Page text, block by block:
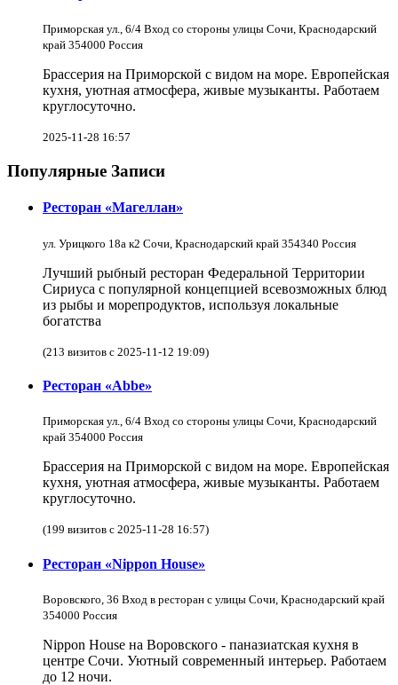
Приморская ул., 6/4 Вход со стороны улицы Сочи, Краснодарский
край 354000 Россия
Брассерия на Приморской с видом на море. Европейская
кухня, уютная атмосфера, живые музыканты. Работаем
круглосуточно.
2025-11-28 16:57
Популярные Записи
Ресторан «Магеллан»
ул. Урицкого 18а к2 Сочи, Краснодарский край 354340 Россия
Лучший рыбный ресторан Федеральной Территории
Сириуса с популярной концепцией всевозможных блюд
из рыбы и морепродуктов, используя локальные
богатства
(213 визитов с 2025-11-12 19:09)
Ресторан «Abbe»
Приморская ул., 6/4 Вход со стороны улицы Сочи, Краснодарский
край 354000 Россия
Брассерия на Приморской с видом на море. Европейская
кухня, уютная атмосфера, живые музыканты. Работаем
круглосуточно.
(199 визитов с 2025-11-28 16:57)
Ресторан «Nippon House»
Воровского, 36 Вход в ресторан с улицы Сочи, Краснодарский край
354000 Россия
Nippon House на Воровского - паназиатская кухня в
центре Сочи. Уютный современный интерьер. Работаем
до 12 ночи.